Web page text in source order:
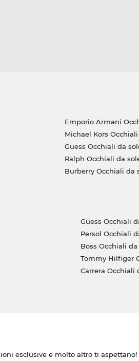
Emporio Armani
Michael Kors
Guess Occhiali da
Ralph Occhiali da
Burberry Occhiali da
Guess Occhiali
Persol Occhiali
Boss Occhiali da
Tommy Hilfiger
Carrera Occhiali
esclusive e molto altro ti aspettano!